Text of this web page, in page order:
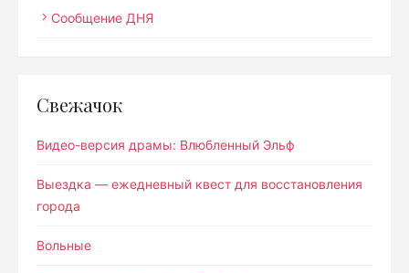
Сообщение ДНЯ
Свежачок
Видео-версия драмы: Влюбленный Эльф
Выездка — ежедневный квест для восстановления
города
Вольные